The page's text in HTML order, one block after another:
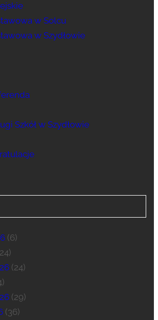
w Solcu
w Szydłowie
Szkół w Szydłowie
(6)
(24)
(29)
(36)